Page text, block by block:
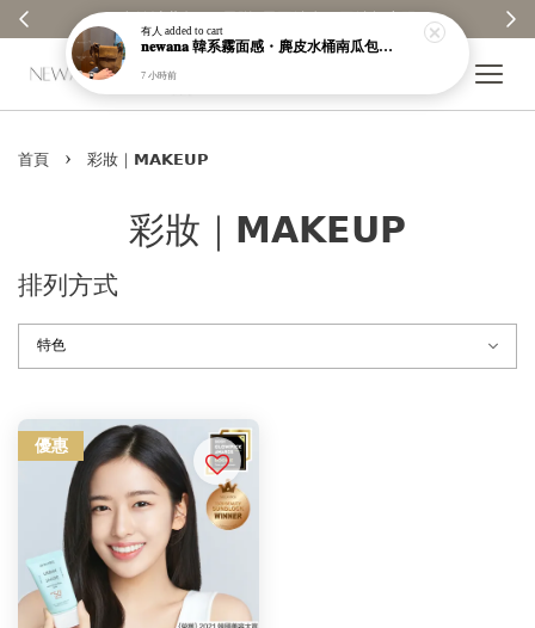
✨ 全館消費每100元贈1元回饋金｜回饋無上限 ✨
首頁 › 彩妝｜𝗠𝗔𝗞𝗘𝗨𝗣
彩妝｜𝗠𝗔𝗞𝗘𝗨𝗣
排列方式
優惠
有人 added to cart
𝐧𝐞𝐰𝐚𝐧𝐚 韓系霧面感・麂皮水桶南瓜包｜通勤日常包｜高級皮革｜現貨＋預購【nk62】
7 小時前